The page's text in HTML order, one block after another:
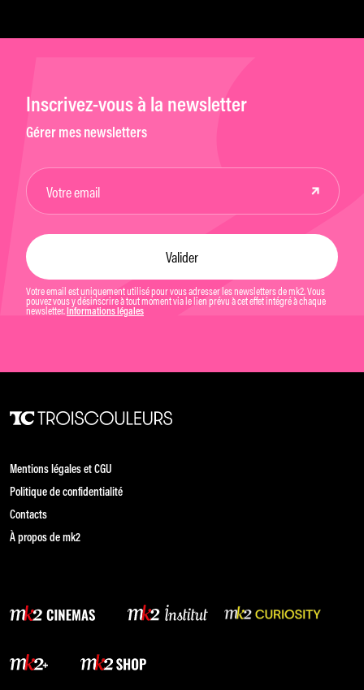
Inscrivez-vous à la newsletter
Gérer mes newsletters
Votre email est uniquement utilisé pour vous adresser les newsletters de mk2. Vous
pouvez vous y désinscrire à tout moment via le lien prévu à cet effet intégré à chaque
newsletter. Informations légales
Mentions légales et CGU
Politique de confidentialité
Contacts
À propos de mk2